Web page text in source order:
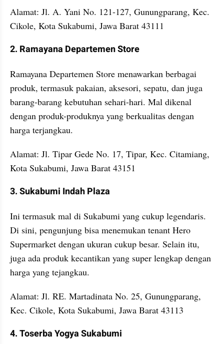
Alamat: Jl. A. Yani No. 121-127, Gunungparang, Kec.
Cikole, Kota Sukabumi, Jawa Barat 43111
2. Ramayana Departemen Store
Ramayana Departemen Store menawarkan berbagai
produk, termasuk pakaian, aksesori, sepatu, dan juga
barang-barang kebutuhan sehari-hari. Mal dikenal
dengan produk-produknya yang berkualitas dengan
harga terjangkau.
Alamat: Jl. Tipar Gede No. 17, Tipar, Kec. Citamiang,
Kota Sukabumi, Jawa Barat 43151
3. Sukabumi Indah Plaza
Ini termasuk mal di Sukabumi yang cukup legendaris.
Di sini, pengunjung bisa menemukan tenant Hero
Supermarket dengan ukuran cukup besar. Selain itu,
juga ada produk kecantikan yang super lengkap dengan
harga yang tejangkau.
Alamat: Jl. RE. Martadinata No. 25, Gunungparang,
Kec. Cikole, Kota Sukabumi, Jawa Barat 43113
4. Toserba Yogya Sukabumi